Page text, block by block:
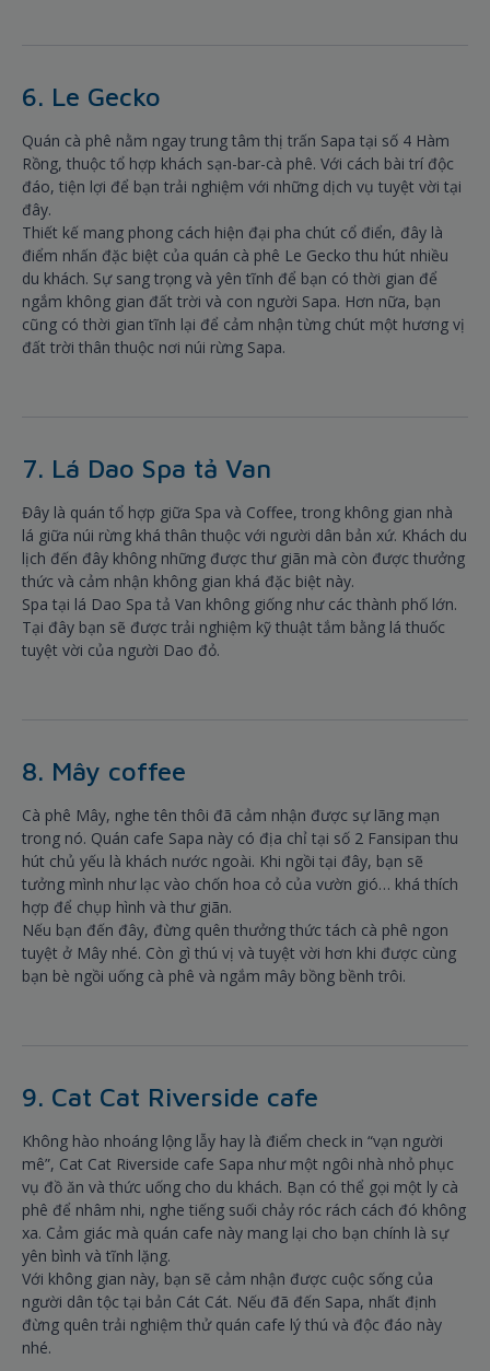
6. Le Gecko
Quán cà phê nằm ngay trung tâm thị trấn Sapa tại số 4 Hàm
Rồng, thuộc tổ hợp khách sạn-bar-cà phê. Với cách bài trí độc
đáo, tiện lợi để bạn trải nghiệm với những dịch vụ tuyệt vời tại
đây.
Thiết kế mang phong cách hiện đại pha chút cổ điển, đây là
điểm nhấn đặc biệt của quán cà phê Le Gecko thu hút nhiều
du khách. Sự sang trọng và yên tĩnh để bạn có thời gian để
ngắm không gian đất trời và con người Sapa. Hơn nữa, bạn
cũng có thời gian tĩnh lại để cảm nhận từng chút một hương vị
đất trời thân thuộc nơi núi rừng Sapa.
7. Lá Dao Spa tả Van
Đây là quán tổ hợp giữa Spa và Coffee, trong không gian nhà
lá giữa núi rừng khá thân thuộc với người dân bản xứ. Khách du
lịch đến đây không những được thư giãn mà còn được thưởng
thức và cảm nhận không gian khá đặc biệt này.
Spa tại lá Dao Spa tả Van không giống như các thành phố lớn.
Tại đây bạn sẽ được trải nghiệm kỹ thuật tắm bằng lá thuốc
tuyệt vời của người Dao đỏ.
8. Mây coffee
Cà phê Mây, nghe tên thôi đã cảm nhận được sự lãng mạn
trong nó. Quán cafe Sapa này có địa chỉ tại số 2 Fansipan thu
hút chủ yếu là khách nước ngoài. Khi ngồi tại đây, bạn sẽ
tưởng mình như lạc vào chốn hoa cỏ của vườn gió… khá thích
hợp để chụp hình và thư giãn.
Nếu bạn đến đây, đừng quên thưởng thức tách cà phê ngon
tuyệt ở Mây nhé. Còn gì thú vị và tuyệt vời hơn khi được cùng
bạn bè ngồi uống cà phê và ngắm mây bồng bềnh trôi.
9. Cat Cat Riverside cafe
Không hào nhoáng lộng lẫy hay là điểm check in “vạn người
mê”, Cat Cat Riverside cafe Sapa như một ngôi nhà nhỏ phục
vụ đồ ăn và thức uống cho du khách. Bạn có thể gọi một ly cà
phê để nhâm nhi, nghe tiếng suối chảy róc rách cách đó không
xa. Cảm giác mà quán cafe này mang lại cho bạn chính là sự
yên bình và tĩnh lặng.
Với không gian này, bạn sẽ cảm nhận được cuộc sống của
người dân tộc tại bản Cát Cát. Nếu đã đến Sapa, nhất định
đừng quên trải nghiệm thử quán cafe lý thú và độc đáo này
nhé.